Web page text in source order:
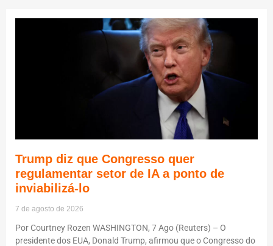
Trump diz que Congresso quer
regulamentar setor de IA a ponto de
inviabilizá-lo
7 de agosto de 2026
Por Courtney Rozen WASHINGTON, 7 Ago (Reuters) – O
presidente dos EUA, Donald Trump, afirmou que o Congresso do